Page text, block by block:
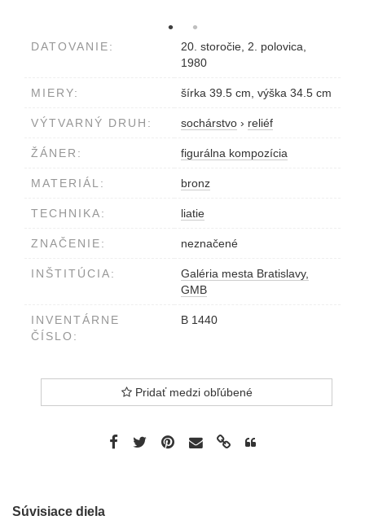
DATOVANIE:
20. storočie, 2. polovica,
1980
MIERY: šírka 39.5 cm, výška 34.5 cm
VÝTVARNÝ DRUH: sochárstvo › reliéf
ŽÁNER: figurálna kompozícia
MATERIÁL: bronz
TECHNIKA: liatie
ZNAČENIE: neznačené
INŠTITÚCIA:
Galéria mesta Bratislavy,
GMB
INVENTÁRNE
ČÍSLO:
B 1440
Pridať medzi obľúbené
Súvisiace diela